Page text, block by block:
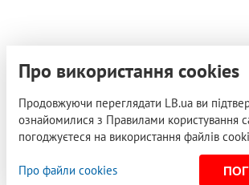
Про використання cookies
Продовжуючи переглядати LB.ua ви
ознайомилися з Правилами користування
погоджуєтеся на використання файлів
Про файли cookies